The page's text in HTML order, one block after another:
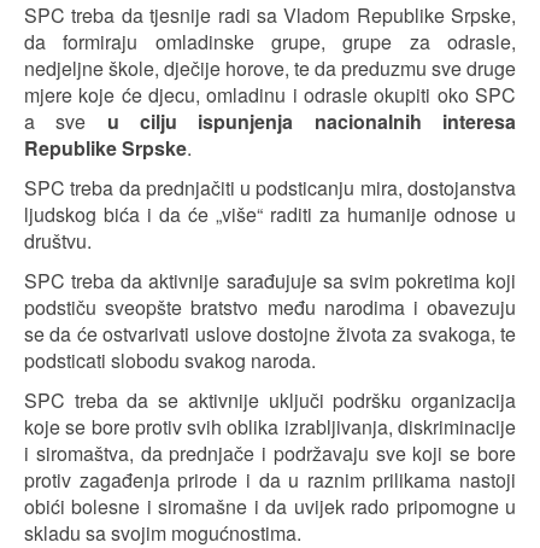
SPC treba da tjesnije radi sa Vladom Republike Srpske,
da formiraju omladinske grupe, grupe za odrasle,
nedjeljne škole, dječije horove, te da preduzmu sve druge
mjere koje će djecu, omladinu i odrasle okupiti oko SPC
a sve u cilju ispunjenja nacionalnih interesa
Republike Srpske.
SPC treba da prednjačiti u podsticanju mira, dostojanstva
ljudskog bića i da će „više“ raditi za humanije odnose u
društvu.
SPC treba da aktivnije sarađujuje sa svim pokretima koji
podstiču sveopšte bratstvo među narodima i obavezuju
se da će ostvarivati uslove dostojne života za svakoga, te
podsticati slobodu svakog naroda.
SPC treba da se aktivnije uključi podršku organizacija
koje se bore protiv svih oblika izrabljivanja, diskriminacije
i siromaštva, da prednjače i podržavaju sve koji se bore
protiv zagađenja prirode i da u raznim prilikama nastoji
obići bolesne i siromašne i da uvijek rado pripomogne u
skladu sa svojim mogućnostima.